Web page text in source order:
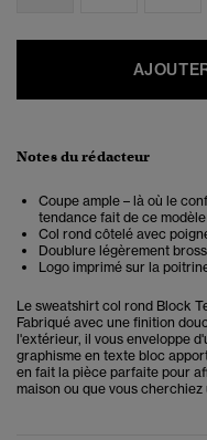
Notes du rédacteur
Coupe ample – là où le
tendance fait de ce
Col rond côtelé avec
Doublure légèrement
Logo imprimé sur la
Le sweatshirt col rond Block
Fabriqué avec une finition
l'extérieur, il vous enveloppe
graphisme en texte bloc
en fait la pièce parfaite pour
maison ou que vous